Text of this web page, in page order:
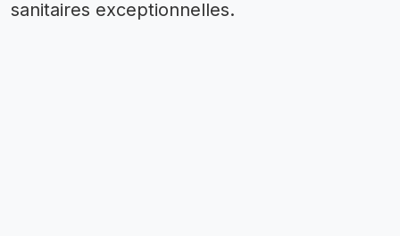
sanitaires exceptionnelles.